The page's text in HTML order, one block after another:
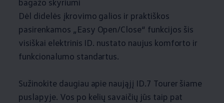
Dėl didelės įkrovimo galios ir praktiškos
pasirenkamos „Easy Open/Close“ funkcijos šis
visiškai elektrinis ID. nustato naujus komforto ir
funkcionalumo standartus.
Sužinokite daugiau apie naująjį ID.7 Tourer šiame
puslapyje. Vos po kelių savaičių jūs taip pat